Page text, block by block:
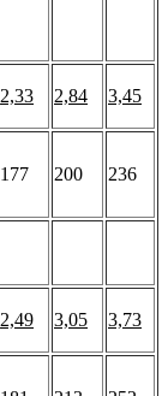
2,33 2,84 3,45
177 200 236
2,49 3,05 3,73